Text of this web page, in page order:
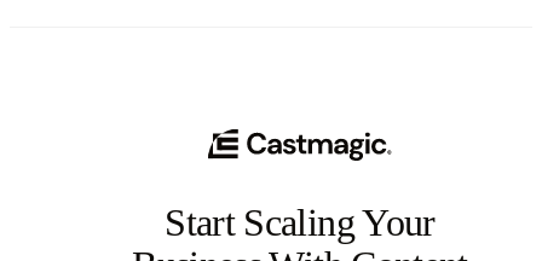
Start Scaling Your